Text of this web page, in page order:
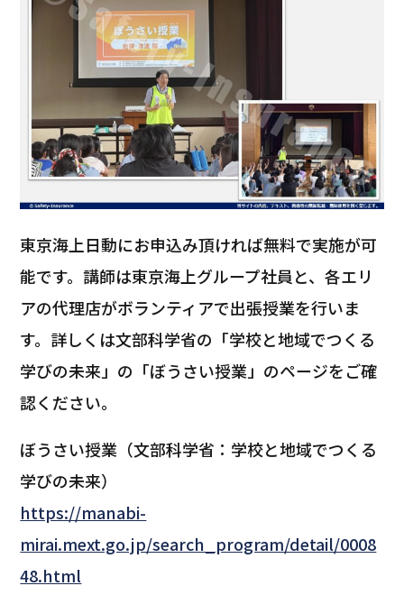
東京海上日動にお申込み頂ければ無料で実施が可
能です。講師は東京海上グループ社員と、各エリ
アの代理店がボランティアで出張授業を行いま
す。詳しくは文部科学省の「学校と地域でつくる
学びの未来」の「ぼうさい授業」のページをご確
認ください。
ぼうさい授業（文部科学省：学校と地域でつくる
学びの未来）
https://manabi-
mirai.mext.go.jp/search_program/detail/0008
48.html